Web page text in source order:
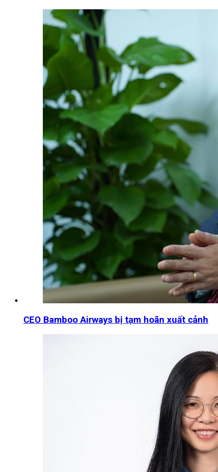
CEO Bamboo Airways bị tạm hoãn xuất cảnh